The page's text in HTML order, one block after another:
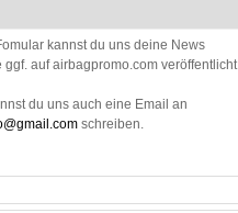
kannst du uns deine News
ggf. auf airbagpromo.com veröffentlicht
du uns auch eine Email an
schreiben.